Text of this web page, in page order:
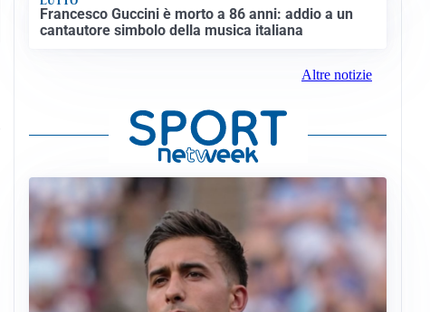
Francesco Guccini è morto a 86 anni: addio a un
cantautore simbolo della musica italiana
Altre notizie